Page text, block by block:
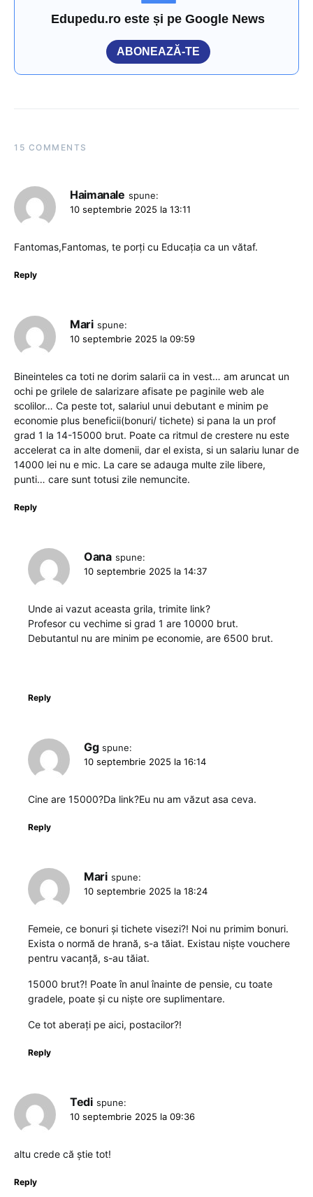
Edupedu.ro este și pe Google News
ABONEAZĂ-TE
15 COMMENTS
Haimanale spune:
10 septembrie 2025 la 13:11
Fantomas,Fantomas, te porți cu Educația ca un vătaf.
Reply
Mari spune:
10 septembrie 2025 la 09:59
Bineinteles ca toti ne dorim salarii ca in vest… am aruncat un
ochi pe grilele de salarizare afisate pe paginile web ale
scolilor… Ca peste tot, salariul unui debutant e minim pe
economie plus beneficii(bonuri/ tichete) si pana la un prof
grad 1 la 14-15000 brut. Poate ca ritmul de crestere nu este
accelerat ca in alte domenii, dar el exista, si un salariu lunar de
14000 lei nu e mic. La care se adauga multe zile libere,
punti… care sunt totusi zile nemuncite.
Reply
Oana spune:
10 septembrie 2025 la 14:37
Unde ai vazut aceasta grila, trimite link?
Profesor cu vechime si grad 1 are 10000 brut.
Debutantul nu are minim pe economie, are 6500 brut.
Reply
Gg spune:
10 septembrie 2025 la 16:14
Cine are 15000?Da link?Eu nu am văzut asa ceva.
Reply
Mari spune:
10 septembrie 2025 la 18:24
Femeie, ce bonuri și tichete visezi?! Noi nu primim bonuri.
Exista o normă de hrană, s-a tăiat. Existau niște vouchere
pentru vacanță, s-au tăiat.
15000 brut?! Poate în anul înainte de pensie, cu toate
gradele, poate și cu niște ore suplimentare.
Ce tot aberați pe aici, postacilor?!
Reply
Tedi spune:
10 septembrie 2025 la 09:36
altu crede că știe tot!
Reply